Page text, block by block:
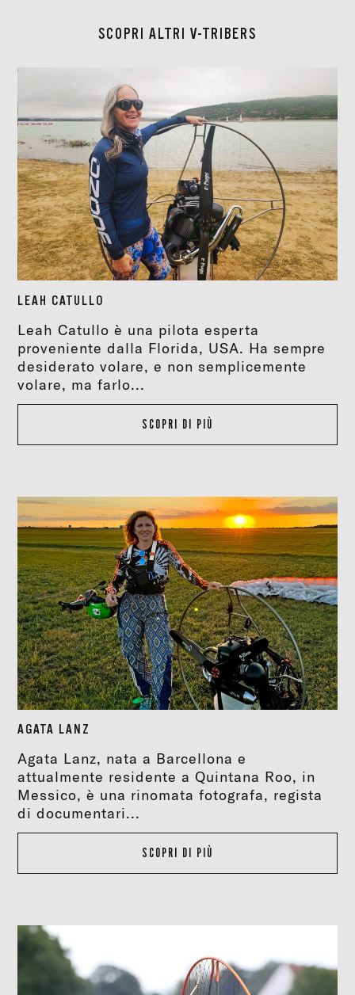
SCOPRI ALTRI V-TRIBERS
LEAH CATULLO
Leah Catullo è una pilota esperta
proveniente dalla Florida, USA. Ha sempre
desiderato volare, e non semplicemente
volare, ma farlo...
SCOPRI DI PIÙ
AGATA LANZ
Agata Lanz, nata a Barcellona e
attualmente residente a Quintana Roo, in
Messico, è una rinomata fotografa, regista
di documentari...
SCOPRI DI PIÙ